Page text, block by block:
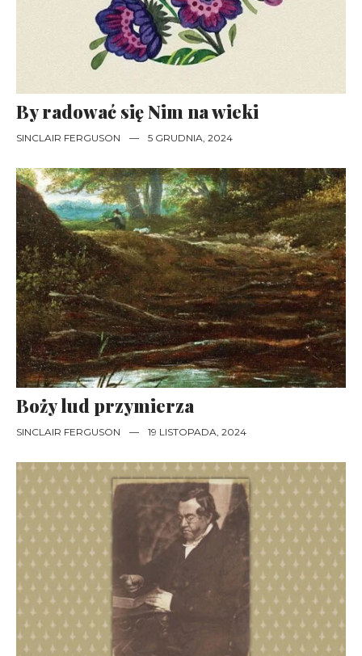
By radować się Nim na wieki
SINCLAIR FERGUSON — 5 GRUDNIA, 2024
Boży lud przymierza
SINCLAIR FERGUSON — 19 LISTOPADA, 2024